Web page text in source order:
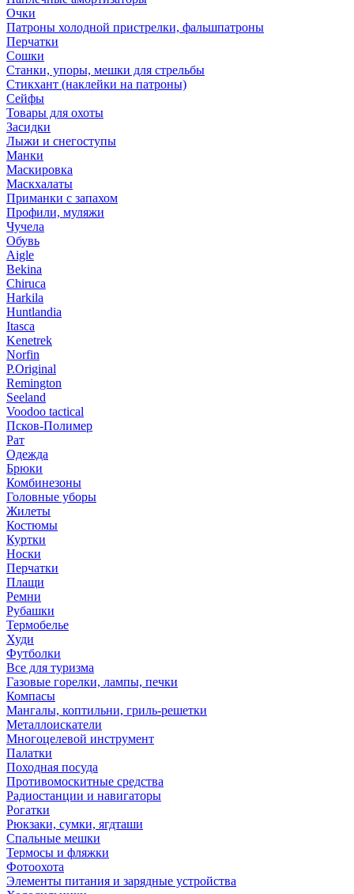
Очки
Патроны холодной пристрелки, фальшпатроны
Перчатки
Сошки
Станки, упоры, мешки для стрельбы
Стикхант (наклейки на патроны)
Сейфы
Товары для охоты
Засидки
Лыжи и снегоступы
Манки
Маскировка
Маскхалаты
Приманки с запахом
Профили, муляжи
Чучела
Обувь
Aigle
Bekina
Chiruсa
Harkila
Huntlandia
Itasca
Kenetrek
Norfin
P.Original
Remington
Seeland
Voodoo tactical
Псков-Полимер
Рат
Одежда
Брюки
Комбинезоны
Головные уборы
Жилеты
Костюмы
Куртки
Носки
Перчатки
Плащи
Ремни
Рубашки
Термобелье
Худи
Футболки
Все для туризма
Газовые горелки, лампы, печки
Компасы
Мангалы, коптильни, гриль-решетки
Металлоискатели
Многоцелевой инструмент
Палатки
Походная посуда
Противомоскитные средства
Радиостанции и навигаторы
Рогатки
Рюкзаки, сумки, ягдташи
Спальные мешки
Термосы и фляжки
Фотоохота
Элементы питания и зарядные устройства